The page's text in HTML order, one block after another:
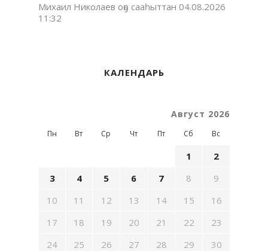
Михаил Николаев оҕо сааһыттан 04.08.2026
11:32
КАЛЕНДАРЬ
Август 2026
Пн Вт Ср Чт Пт Сб Вс
1
2
3
4 5 6 7 8
9
10
11 12 13 14 15
16
17
18 19 20 21 22
23
24
25 26 27 28 29
30